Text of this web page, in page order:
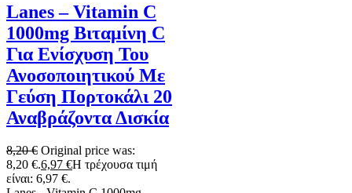
Lanes – Vitamin C
1000mg Βιταμίνη C
Για Ενίσχυση Του
Ανοσοποιητικού Με
Γεύση Πορτοκάλι 20
Αναβράζοντα Δισκία
8,20€ Original price was:
8,20 €.6,97 €Η τρέχουσα τιμή
είναι: 6,97 €.